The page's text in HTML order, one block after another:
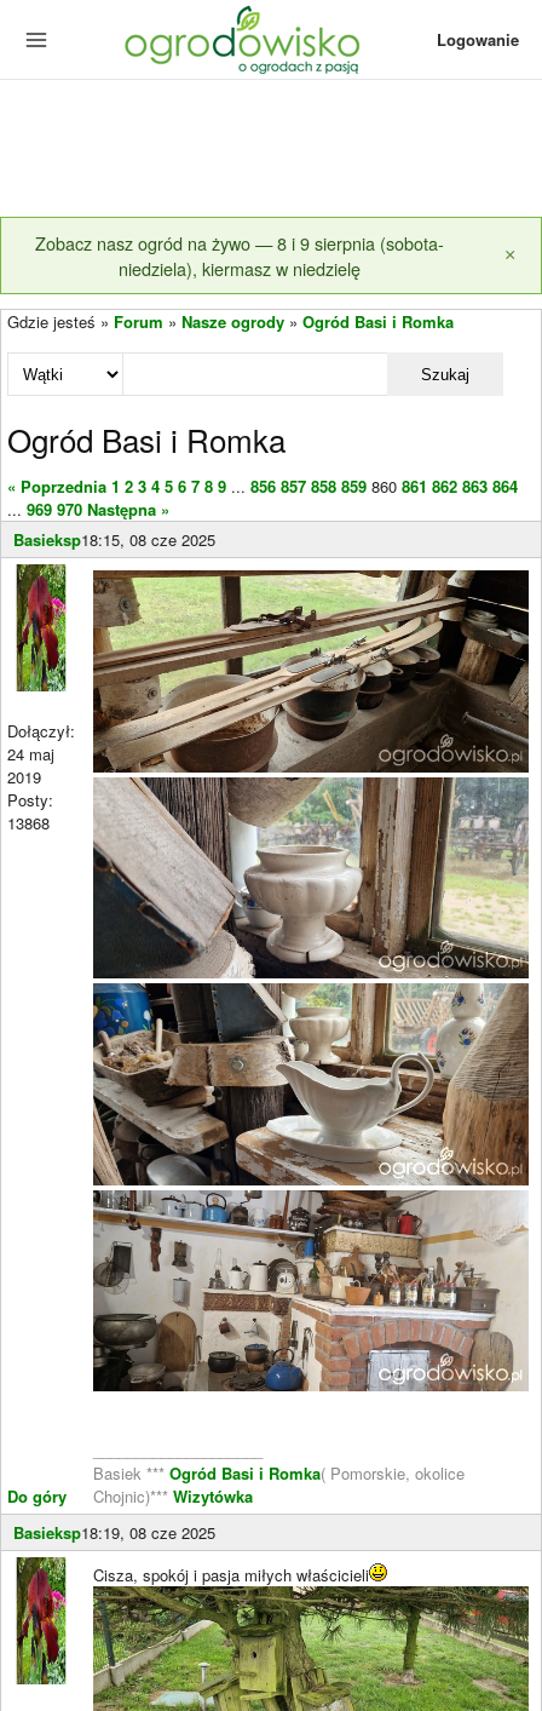
Logowanie
Zobacz nasz ogród na żywo — 8 i 9 sierpnia (sobota-
niedziela), kiermasz w niedzielę
×
Gdzie jesteś » Forum » Nasze ogrody » Ogród Basi i Romka
Szukaj
Ogród Basi i Romka
« Poprzednia 1 2 3 4 5 6 7 8 9 ... 856 857 858 859 860 861 862 863 864
... 969 970 Następna »
Basieksp18:15, 08 cze 2025
Dołączył:
24 maj
2019
Posty:
13868
Do góry
Basiek *** Ogród Basi i Romka( Pomorskie, okolice
Chojnic)*** Wizytówka
Basieksp18:19, 08 cze 2025
Cisza, spokój i pasja miłych właścicieli